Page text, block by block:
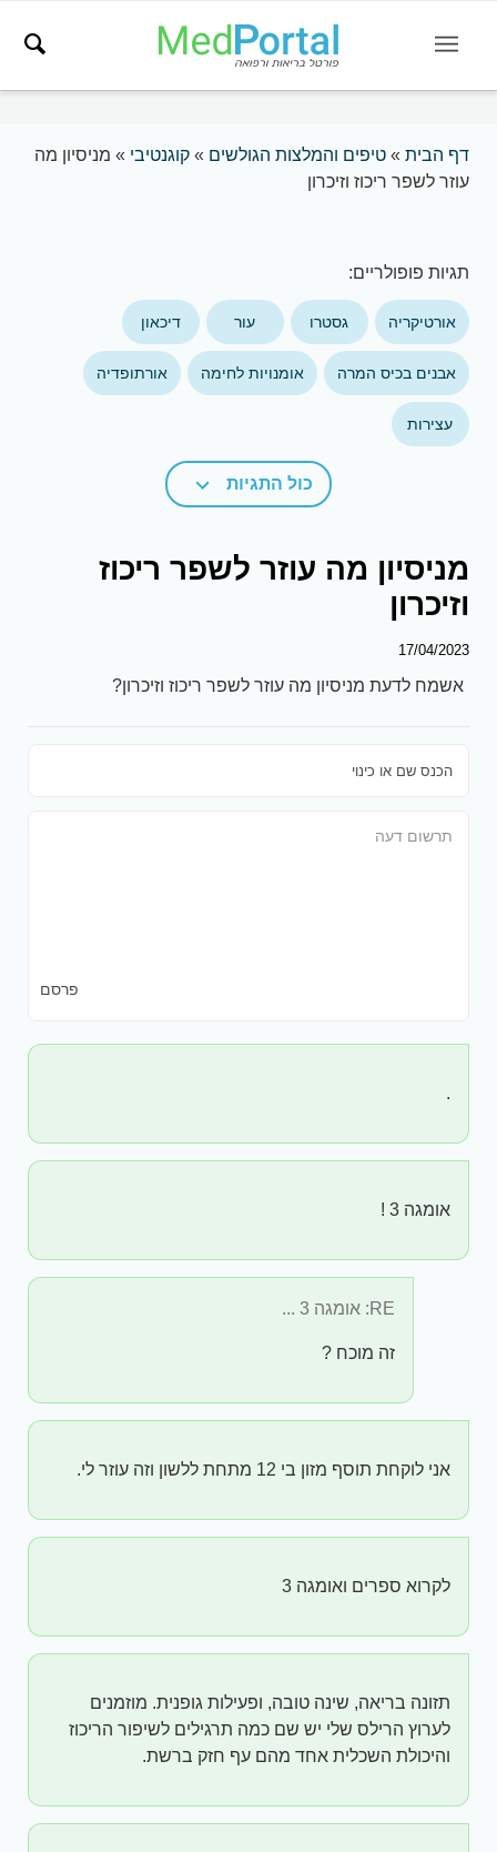
דף הבית» טיפים והמלצות הגולשים » קוגנטיבי » מניסיון מה
עוזר לשפר ריכוז וזיכרון
תגיות פופולריים:
אורטיקריה גסטרו עור דיכאון
אבנים בכיס המרה אומנויות לחימה אורתופדיה
עצירות
כול התגיות
מניסיון מה עוזר לשפר ריכוז
וזיכרון
17/04/2023
אשמח לדעת מניסיון מה עוזר לשפר ריכוז וזיכרון?
פרסם
.
אומגה 3 !
RE: אומגה 3 ...
זה מוכח ?
אני לוקחת תוסף מזון בי 12 מתחת ללשון וזה עוזר לי.
לקרוא ספרים ואומגה 3
תזונה בריאה, שינה טובה, ופעילות גופנית. מוזמנים
לערוץ הרילס שלי יש שם כמה תרגילים לשיפור הריכוז
והיכולת השכלית אחד מהם עף חזק ברשת.